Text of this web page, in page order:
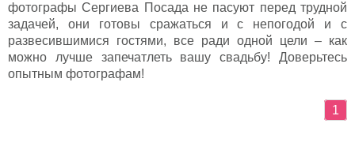
фотографы Сергиева Посада не пасуют перед трудной
задачей, они готовы сражаться и с непогодой и с
развесившимися гостями, все ради одной цели – как
можно лучше запечатлеть вашу свадьбу! Доверьтесь
опытным фотографам!
1